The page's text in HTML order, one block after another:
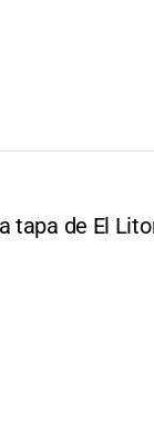
tapa de El